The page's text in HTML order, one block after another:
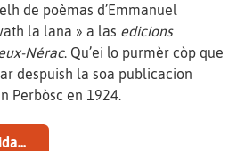
de poèmas d’Emmanuel
la lana » a las edicions
Nérac. Qu’ei lo purmèr còp que
despuish la soa publicacion
Perbòsc en 1924.